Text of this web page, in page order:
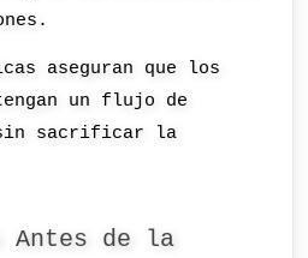
aseguran que los
un flujo de
sacrificar la
Antes de la